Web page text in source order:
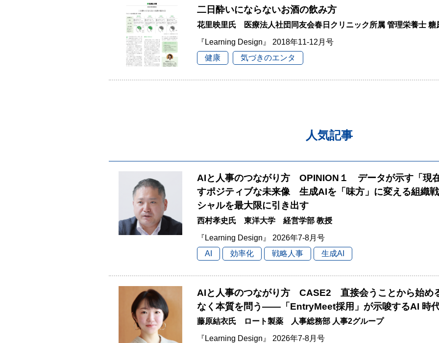
二日酔いにならないお酒の飲み方
花里映里氏 医療法人社団同友会春日クリニック所属 管理栄養士 糖
『Learning Design』 2018年11-12月号
健康
気づきのエンタ
人気記事
AIと人事のつながり方 OPINION１ データが示す「現
すポジティブな未来像 生成AIを「味方」に変える組織
シャルを最大限に引き出す
西村孝史氏 東洋大学 経営学部 教授
『Learning Design』 2026年7-8月号
AI
効率化 戦略人事 生成AI
AIと人事のつながり方 CASE2 直接会うことから始め
なく本質を問う――「EntryMeet採用」が示唆するAI 時
藤原結衣氏 ロート製薬 人事総務部 人事2グループ
『Learning Design』 2026年7-8月号